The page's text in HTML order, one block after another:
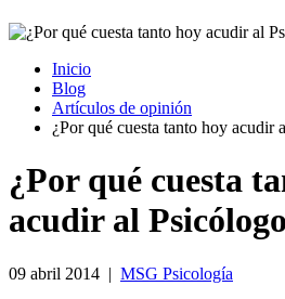
Inicio
Blog
Artículos de opinión
¿Por qué cuesta tanto hoy acudir
¿Por qué cuesta
acudir al
09 abril 2014 | MSG Psicología